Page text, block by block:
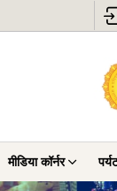
मीडिया कॉर्नर